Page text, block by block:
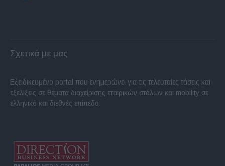
Σχετικά με μας
Εξειδικευμένο portal που ενημερώνει για τις τελευταίες τάσεις και
εξελίξεις σε θέματα διαχείρισης εταιρικών στόλων και mobility σε
ελληνικό και διεθνές επίπεδο.